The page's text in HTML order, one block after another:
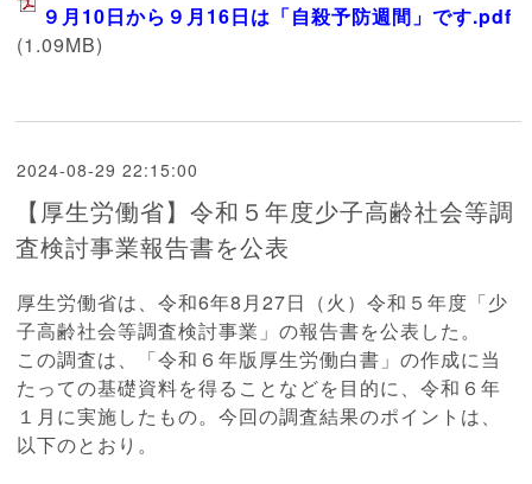
９月10日から９月16日は「自殺予防週間」です.pdf
(1.09MB)
2024-08-29 22:15:00
【厚生労働省】令和５年度少子高齢社会等調
査検討事業報告書を公表
厚生労働省は、令和6年8月27日（火）令和５年度「少
子高齢社会等調査検討事業」の報告書を公表した。
この調査は、「令和６年版厚生労働白書」の作成に当
たっての基礎資料を得ることなどを目的に、令和６年
１月に実施したもの。今回の調査結果のポイントは、
以下のとおり。